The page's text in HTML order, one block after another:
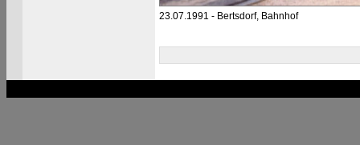
23.07.1991 - Bertsdorf, Bahnhof